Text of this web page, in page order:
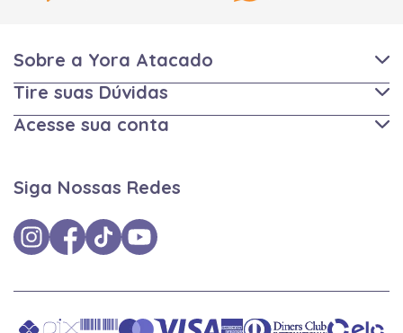
Sobre a Yora Atacado
Tire suas Dúvidas
Acesse sua conta
Siga Nossas Redes